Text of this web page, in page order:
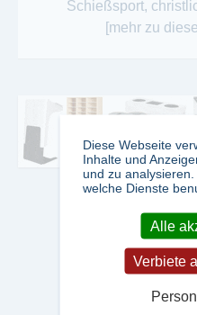
Schießsport,
[mehr zu
Diese Webseite
Inhalte und
und zu analysieren.
welche Dienste
Alle
Verbiete